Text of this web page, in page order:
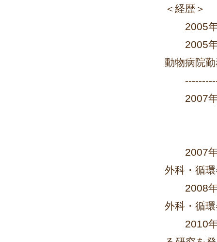
＜経歴＞
2005年
2005年
動物病院
2007年
2007年
外科・循
2008年
外科・循
2010年